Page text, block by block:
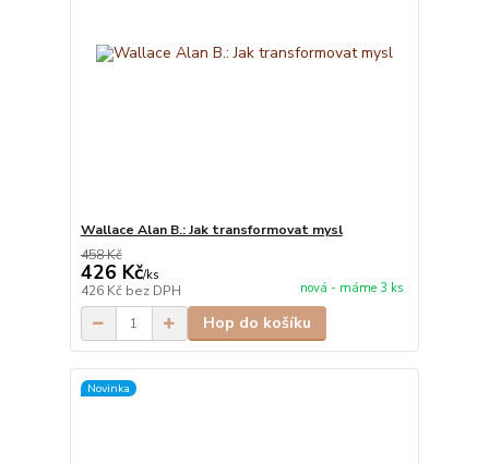
Wallace Alan B.: Jak transformovat mysl
458 Kč
426 Kč/ks
426 Kč bez DPH nová - máme 3 ks
Hop do košíku
Novinka